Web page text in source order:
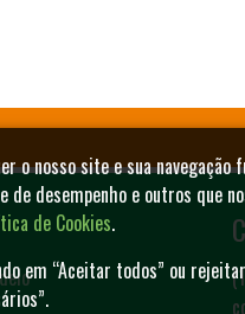
o nosso site e sua navegação
desempenho e outros que
de Cookies.
em “Aceitar todos” ou